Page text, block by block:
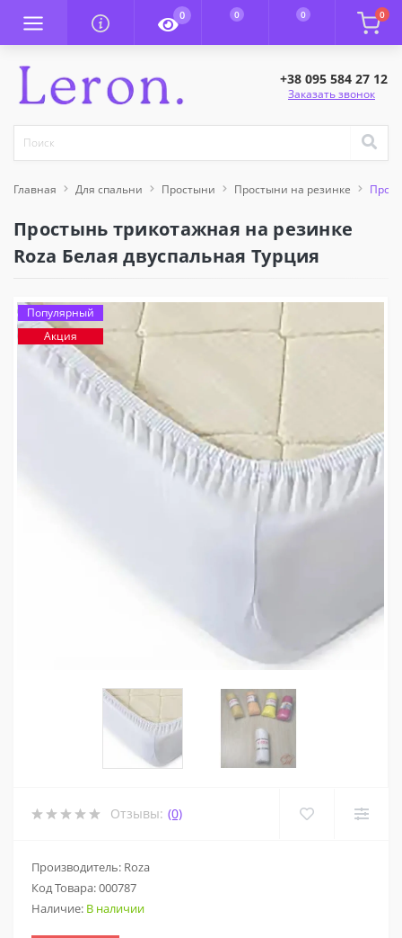
0 0 0 0
+38 095 584 27 12
Заказать звонок
Главная Для спальни Простыни Простыни на резинке
Простынь трикотажная на резинке
Roza Белая двуспальная Турция
Популярный
Акция
Отзывы: (0)
Производитель: Roza
Код Товара:000787
Наличие: В наличии